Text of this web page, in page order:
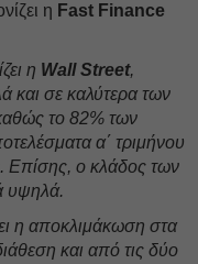
η Fast Finance
η Wall Street,
και σε καλύτερα των
το 82% των
α΄ τριμήνου
Επίσης, ο κλάδος των
υψηλά.
η αποκλιμάκωση στα
και από τις δύο